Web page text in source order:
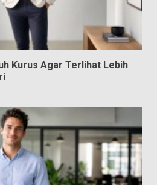
Kurus Agar Terlihat Lebih